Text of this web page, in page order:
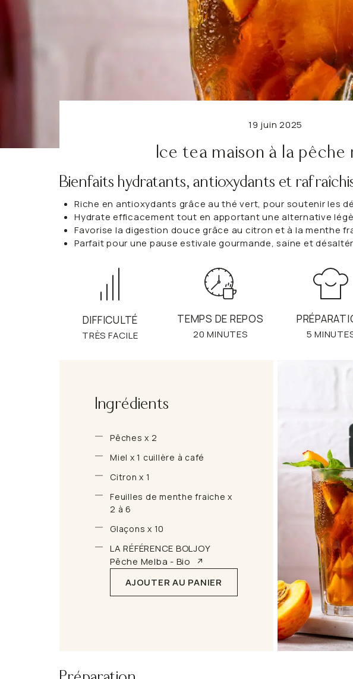
Minceur
VOIR TOUT VOIR
19 juin 2025
Ice tea maison à la pêche
Bienfaits hydratants, antioxydants et
Riche en antioxydants grâce au thé vert, pour soutenir les
Hydrate efficacement tout en apportant une alternative
Favorise la digestion douce grâce au citron et à la menthe
Parfait pour une pause estivale gourmande, saine et
DIFFICULTÉ
TRÈS FACILE
TEMPS DE REPOS
20 MINUTES 5
Ingrédients
Pêches x 2
Miel x 1 cuillère à café
Citron x 1
Feuilles de menthe fraiche x
2 à 6
Glaçons x 10
LA RÉFÉRENCE BOLJOY
Pêche Melba - Bio
AJOUTER AU PANIER